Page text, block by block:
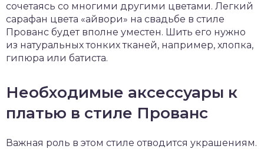
сочетаясь со многими другими цветами. Легкий
сарафан цвета «айвори» на свадьбе в стиле
Прованс будет вполне уместен. Шить его нужно
из натуральных тонких тканей, например, хлопка,
гипюра или батиста.
Необходимые аксессуары к
платью в стиле Прованс
Важная роль в этом стиле отводится украшениям.